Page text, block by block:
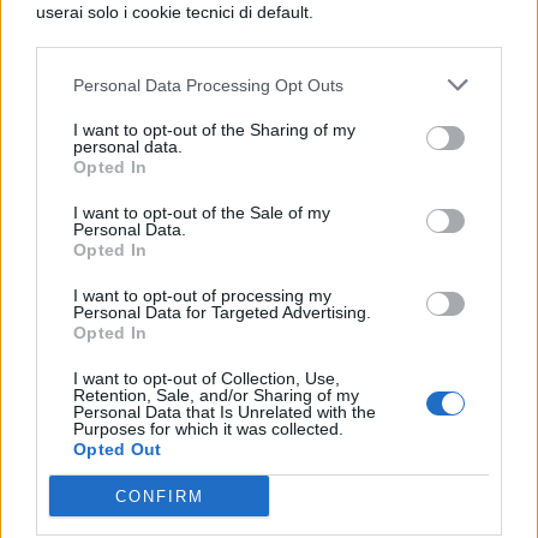
userai solo i cookie tecnici di default.
Personal Data Processing Opt Outs
I want to opt-out of the Sharing of my
personal data.
Opted In
I want to opt-out of the Sale of my
Personal Data.
Opted In
I want to opt-out of processing my
Personal Data for Targeted Advertising.
Opted In
I want to opt-out of Collection, Use,
Retention, Sale, and/or Sharing of my
Personal Data that Is Unrelated with the
Purposes for which it was collected.
Opted Out
CONFIRM
Ann Dowd: zia Lydia
Amanda Brugel: Rita
O-T Fagbenle: Luke
Samira Wiley: Moira
godetevi iltrailerdella terza stagione:
COMMENTI